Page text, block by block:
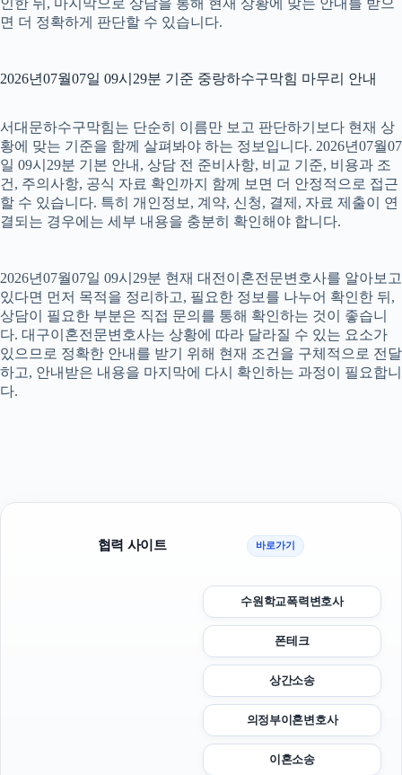
인한 뒤, 마지막으로 상담을 통해 현재 상황에 맞는 안내를 받으
면 더 정확하게 판단할 수 있습니다.
2026년07월07일 09시29분 기준 중랑하수구막힘 마무리 안내
서대문하수구막힘는 단순히 이름만 보고 판단하기보다 현재 상
황에 맞는 기준을 함께 살펴봐야 하는 정보입니다. 2026년07월07
일 09시29분 기본 안내, 상담 전 준비사항, 비교 기준, 비용과 조
건, 주의사항, 공식 자료 확인까지 함께 보면 더 안정적으로 접근
할 수 있습니다. 특히 개인정보, 계약, 신청, 결제, 자료 제출이 연
결되는 경우에는 세부 내용을 충분히 확인해야 합니다.
2026년07월07일 09시29분 현재 대전이혼전문변호사를 알아보고
있다면 먼저 목적을 정리하고, 필요한 정보를 나누어 확인한 뒤,
상담이 필요한 부분은 직접 문의를 통해 확인하는 것이 좋습니
다. 대구이혼전문변호사는 상황에 따라 달라질 수 있는 요소가
있으므로 정확한 안내를 받기 위해 현재 조건을 구체적으로 전달
하고, 안내받은 내용을 마지막에 다시 확인하는 과정이 필요합니
다.
협력 사이트 바로가기
수원학교폭력변호사
폰테크
상간소송
의정부이혼변호사
이혼소송